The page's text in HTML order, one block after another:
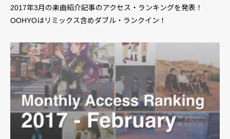
2017年3月の楽曲紹介記事のアクセス・ランキングを発表！
OOHYOはリミックス含めダブル・ランクイン！